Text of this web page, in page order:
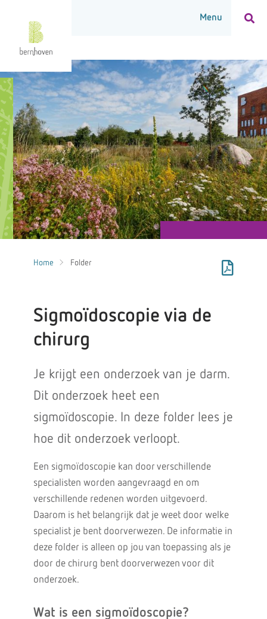
Home Folder
Sigmoïdoscopie via de
chirurg
Je krijgt een onderzoek van je darm.
Dit onderzoek heet een
sigmoïdoscopie. In deze folder lees je
hoe dit onderzoek verloopt.
Een sigmoïdoscopie kan door verschillende
specialisten worden aangevraagd en om
verschillende redenen worden uitgevoerd.
Daarom is het belangrijk dat je weet door welke
specialist je bent doorverwezen. De informatie in
deze folder is alleen op jou van toepassing als je
door de chirurg bent doorverwezen voor dit
onderzoek.
Wat is een sigmoïdoscopie?